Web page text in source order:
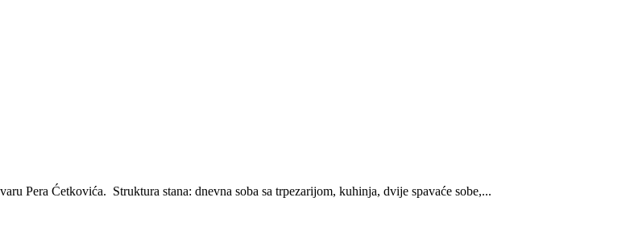
Pera Ćetkovića. Struktura stana: dnevna soba sa trpezarijom, kuhinja, dvije spavaće sobe,...